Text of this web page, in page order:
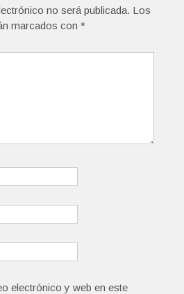
no será publicada. Los
marcados con *
electrónico y web en este